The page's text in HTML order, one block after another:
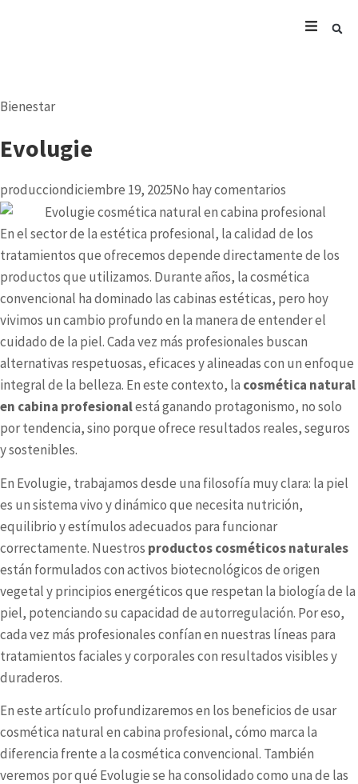
Bienestar
Evolugie
producciondiciembre 19, 2025No hay comentarios
En el sector de la estética profesional, la calidad de los
tratamientos que ofrecemos depende directamente de los
productos que utilizamos. Durante años, la cosmética
convencional ha dominado las cabinas estéticas, pero hoy
vivimos un cambio profundo en la manera de entender el
cuidado de la piel. Cada vez más profesionales buscan
alternativas respetuosas, eficaces y alineadas con un enfoque
integral de la belleza. En este contexto, la cosmética natural
en cabina profesionalestá ganando protagonismo, no solo
por tendencia, sino porque ofrece resultados reales, seguros
y sostenibles.
En Evolugie, trabajamos desde una filosofía muy clara: la piel
es un sistema vivo y dinámico que necesita nutrición,
equilibrio y estímulos adecuados para funcionar
correctamente. Nuestros productos cosméticos naturales
están formulados con activos biotecnológicos de origen
vegetal y principios energéticos que respetan la biología de la
piel, potenciando su capacidad de autorregulación. Por eso,
cada vez más profesionales confían en nuestras líneas para
tratamientos faciales y corporales con resultados visibles y
duraderos.
En este artículo profundizaremos en los beneficios de usar
cosmética natural en cabina profesional, cómo marca la
diferencia frente a la cosmética convencional. También
veremos por qué Evolugie se ha consolidado como una de las